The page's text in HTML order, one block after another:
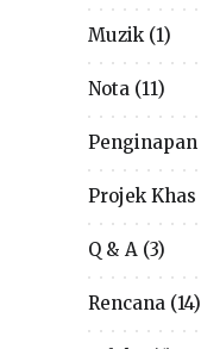
Muzik(1)
Nota (11)
Penginapan
Projek Khas
Q & A (3)
Rencana (14)